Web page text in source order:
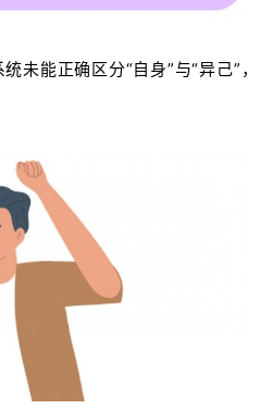
能正确区分“自身”与“异己”，